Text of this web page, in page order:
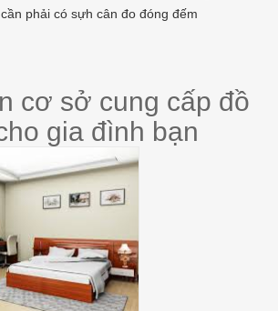
phải có sựh cân đo đóng đếm
cơ sở cung cấp đồ
gia đình bạn